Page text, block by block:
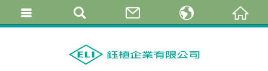
简体中文